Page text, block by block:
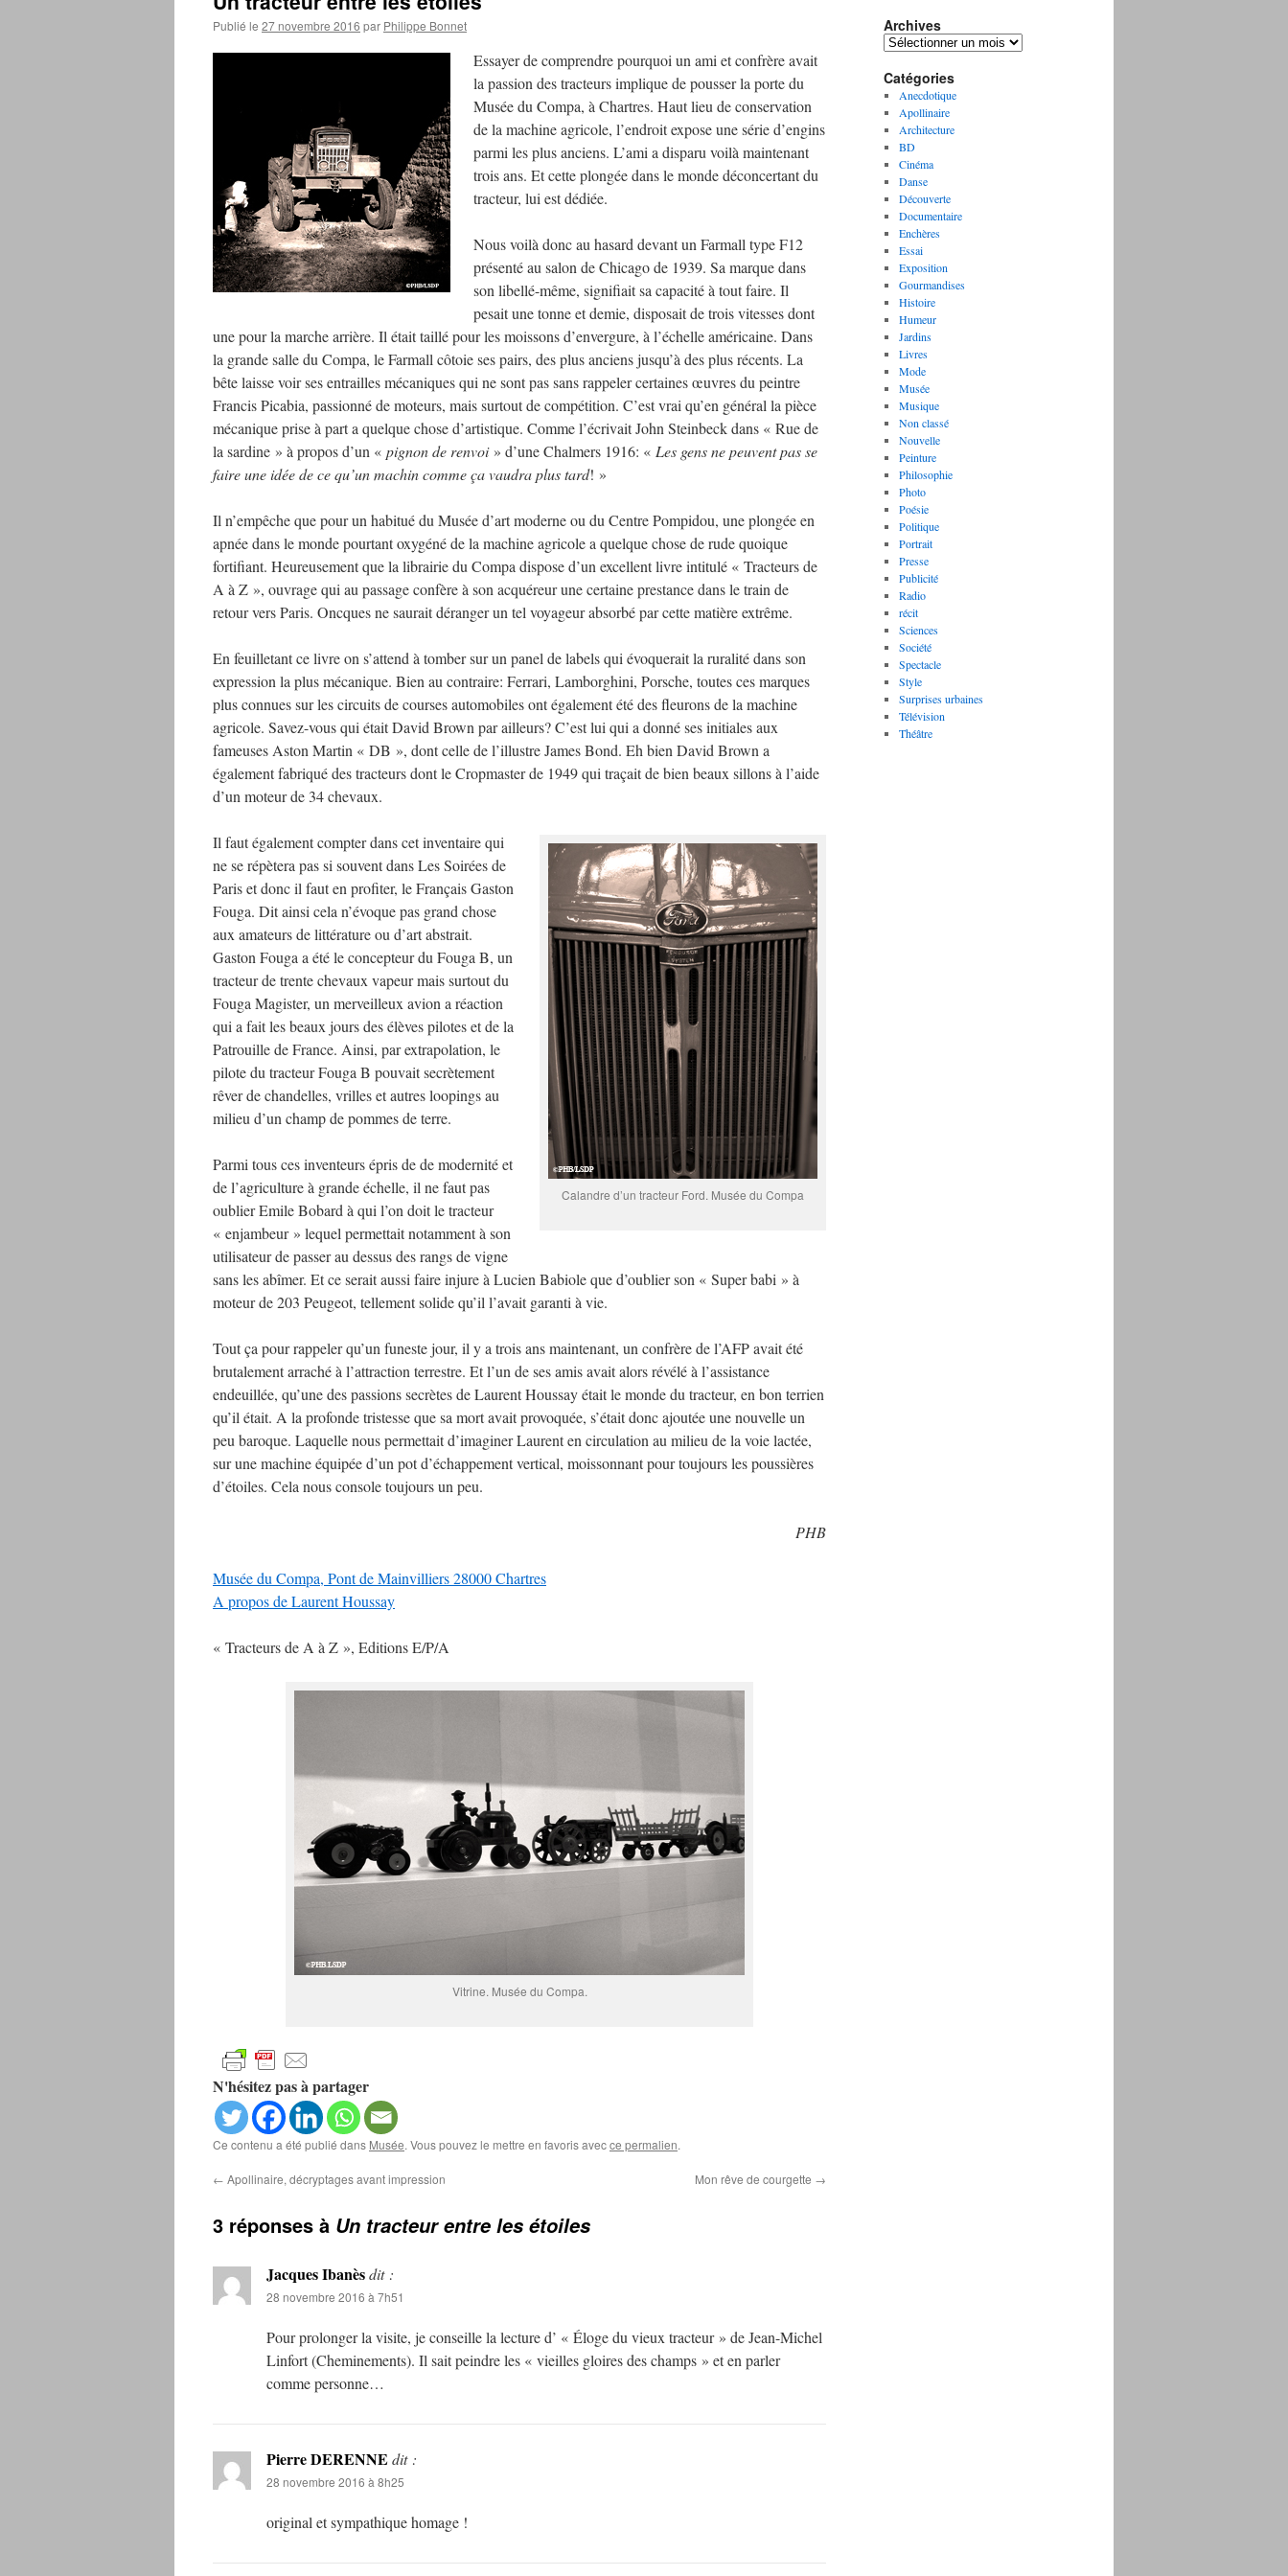
Publié le 27 novembre 2016 par Philippe Bonnet
Essayer de comprendre pourquoi un ami et confrère avait
la passion des tracteurs implique de pousser la porte du
Musée du Compa, à Chartres. Haut lieu de conservation
de la machine agricole, l’endroit expose une série d’engins
parmi les plus anciens. L’ami a disparu voilà maintenant
trois ans. Et cette plongée dans le monde déconcertant du
tracteur, lui est dédiée.
Nous voilà donc au hasard devant un Farmall type F12
présenté au salon de Chicago de 1939. Sa marque dans
son libellé-même, signifiait sa capacité à tout faire. Il
pesait une tonne et demie, disposait de trois vitesses dont
une pour la marche arrière. Il était taillé pour les moissons d’envergure, à l’échelle américaine. Dans
la grande salle du Compa, le Farmall côtoie ses pairs, des plus anciens jusqu’à des plus récents. La
bête laisse voir ses entrailles mécaniques qui ne sont pas sans rappeler certaines œuvres du peintre
Francis Picabia, passionné de moteurs, mais surtout de compétition. C’est vrai qu’en général la pièce
mécanique prise à part a quelque chose d’artistique. Comme l’écrivait John Steinbeck dans « Rue de
la sardine » à propos d’un « pignon de renvoi» d’une Chalmers 1916: « Les gens ne peuvent pas se
faire une idée de ce qu’un machin comme ça vaudra plus tard! »
Il n’empêche que pour un habitué du Musée d’art moderne ou du Centre Pompidou, une plongée en
apnée dans le monde pourtant oxygéné de la machine agricole a quelque chose de rude quoique
fortifiant. Heureusement que la librairie du Compa dispose d’un excellent livre intitulé « Tracteurs de
A à Z », ouvrage qui au passage confère à son acquéreur une certaine prestance dans le train de
retour vers Paris. Oncques ne saurait déranger un tel voyageur absorbé par cette matière extrême.
En feuilletant ce livre on s’attend à tomber sur un panel de labels qui évoquerait la ruralité dans son
expression la plus mécanique. Bien au contraire: Ferrari, Lamborghini, Porsche, toutes ces marques
plus connues sur les circuits de courses automobiles ont également été des fleurons de la machine
agricole. Savez-vous qui était David Brown par ailleurs? C’est lui qui a donné ses initiales aux
fameuses Aston Martin « DB », dont celle de l’illustre James Bond. Eh bien David Brown a
également fabriqué des tracteurs dont le Cropmaster de 1949 qui traçait de bien beaux sillons à l’aide
d’un moteur de 34 chevaux.
Calandre d’un tracteur Ford. Musée du Compa
Il faut également compter dans cet inventaire qui
ne se répètera pas si souvent dans Les Soirées de
Paris et donc il faut en profiter, le Français Gaston
Fouga. Dit ainsi cela n’évoque pas grand chose
aux amateurs de littérature ou d’art abstrait.
Gaston Fouga a été le concepteur du Fouga B, un
tracteur de trente chevaux vapeur mais surtout du
Fouga Magister, un merveilleux avion a réaction
qui a fait les beaux jours des élèves pilotes et de la
Patrouille de France. Ainsi, par extrapolation, le
pilote du tracteur Fouga B pouvait secrètement
rêver de chandelles, vrilles et autres loopings au
milieu d’un champ de pommes de terre.
Parmi tous ces inventeurs épris de de modernité et
de l’agriculture à grande échelle, il ne faut pas
oublier Emile Bobard à qui l’on doit le tracteur
« enjambeur » lequel permettait notamment à son
utilisateur de passer au dessus des rangs de vigne
sans les abîmer. Et ce serait aussi faire injure à Lucien Babiole que d’oublier son « Super babi » à
moteur de 203 Peugeot, tellement solide qu’il l’avait garanti à vie.
Tout ça pour rappeler qu’un funeste jour, il y a trois ans maintenant, un confrère de l’AFP avait été
brutalement arraché à l’attraction terrestre. Et l’un de ses amis avait alors révélé à l’assistance
endeuillée, qu’une des passions secrètes de Laurent Houssay était le monde du tracteur, en bon terrien
qu’il était. A la profonde tristesse que sa mort avait provoquée, s’était donc ajoutée une nouvelle un
peu baroque. Laquelle nous permettait d’imaginer Laurent en circulation au milieu de la voie lactée,
sur une machine équipée d’un pot d’échappement vertical, moissonnant pour toujours les poussières
d’étoiles. Cela nous console toujours un peu.
PHB
Musée du Compa, Pont de Mainvilliers 28000 Chartres
A propos de Laurent Houssay
« Tracteurs de A à Z », Editions E/P/A
Vitrine. Musée du Compa.
N'hésitez pas à partager
Ce contenu a été publié dans Musée. Vous pouvez le mettre en favoris avecce permalien.
← Apollinaire, décryptages avant impression Mon rêve de courgette →
3 réponses à Un tracteur entre les étoiles
Jacques Ibanèsdit :
28 novembre 2016 à 7h51
Pour prolonger la visite, je conseille la lecture d’ « Éloge du vieux tracteur » de Jean-Michel
Linfort (Cheminements). Il sait peindre les « vieilles gloires des champs » et en parler
comme personne…
Pierre DERENNE dit :
28 novembre 2016 à 8h25
original et sympathique homage !
Archives
A
c
h
i
v
e
s
Catégories
Anecdotique
Apollinaire
Architecture
BD
Cinéma
Danse
Découverte
Documentaire
Enchères
Essai
Exposition
Gourmandises
Histoire
Humeur
Jardins
Livres
Mode
Musée
Musique
Non classé
Nouvelle
Peinture
Philosophie
Photo
Poésie
Politique
Portrait
Presse
Publicité
Radio
récit
Sciences
Société
Spectacle
Style
Surprises urbaines
Télévision
Théâtre